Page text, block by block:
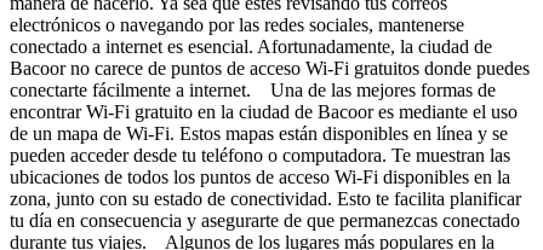
electrónicos o navegando por las redes sociales, mantenerse
conectado a internet es esencial. Afortunadamente, la ciudad de
Bacoor no carece de puntos de acceso Wi-Fi gratuitos donde puedes
conectarte fácilmente a internet. Una de las mejores formas de
encontrar Wi-Fi gratuito en la ciudad de Bacoor es mediante el uso
de un mapa de Wi-Fi. Estos mapas están disponibles en línea y se
pueden acceder desde tu teléfono o computadora. Te muestran las
ubicaciones de todos los puntos de acceso Wi-Fi disponibles en la
zona, junto con su estado de conectividad. Esto te facilita planificar
tu día en consecuencia y asegurarte de que permanezcas conectado
durante tus viajes. Algunos de los lugares más populares en la